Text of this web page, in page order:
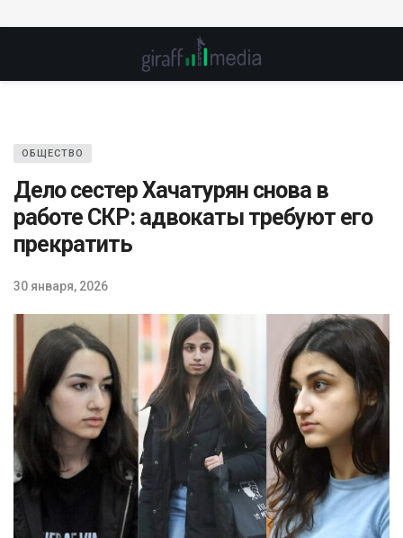
ОБЩЕСТВО
Дело сестер Хачатурян снова в
работе СКР: адвокаты требуют его
прекратить
30 января, 2026